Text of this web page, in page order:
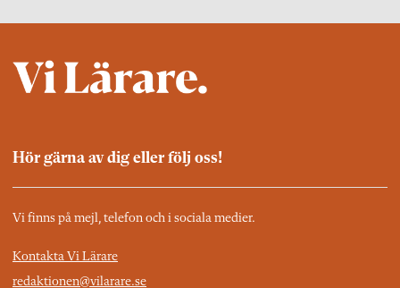
Hör gärna av dig eller följ oss!
Vi finns på mejl, telefon och i sociala medier.
Kontakta Vi Lärare
redaktionen@vilarare.se